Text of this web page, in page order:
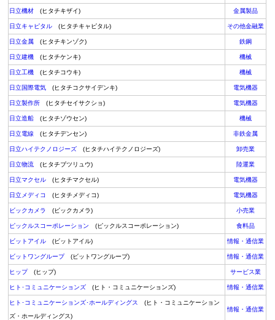
日立機材 (ヒタチキザイ) 金属製品
日立キャピタル (ヒタチキャピタル) その他金融業
日立金属 (ヒタチキンゾク) 鉄鋼
日立建機 (ヒタチケンキ) 機械
日立工機 (ヒタチコウキ) 機械
日立国際電気 (ヒタチコクサイデンキ) 電気機器
日立製作所 (ヒタチセイサクショ) 電気機器
日立造船 (ヒタチゾウセン) 機械
日立電線 (ヒタチデンセン) 非鉄金属
日立ハイテクノロジーズ (ヒタチハイテクノロジーズ) 卸売業
日立物流 (ヒタチブツリュウ) 陸運業
日立マクセル (ヒタチマクセル) 電気機器
日立メディコ (ヒタチメディコ) 電気機器
ビックカメラ (ビックカメラ) 小売業
ピックルスコーポレーション (ピックルスコーポレーション) 食料品
ビットアイル (ビットアイル) 情報・通信業
ビットワングループ(ビットワングループ) 情報・通信業
ヒップ(ヒップ) サービス業
ヒト･コミュニケーションズ (ヒト・コミュニケーションズ) 情報・通信業
ヒト･コミュニケーションズ･ホールディングス
(ヒト・コミュニケーション
ズ・ホールディングス)
情報・通信業